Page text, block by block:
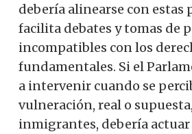
debería alinearse con estas
facilita debates y tomas de
incompatibles con los
fundamentales. Si el
a intervenir cuando se
vulneración, real o
inmigrantes, debería